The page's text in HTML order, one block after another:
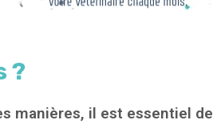
?
manières, il est essentiel de